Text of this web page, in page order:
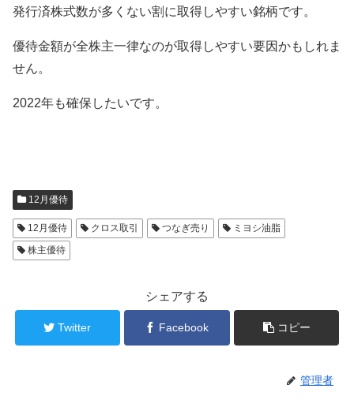
発行済株式数が多くない割に取得しやすい銘柄です。
優待金額が全株主一律なのが取得しやすい要因かもしれま
せん。
2022年も確保したいです。
12月優待
12月優待 クロス取引 つなぎ売り
ミヨシ油脂
株主優待
シェアする
Twitter Facebook コピー
管理者